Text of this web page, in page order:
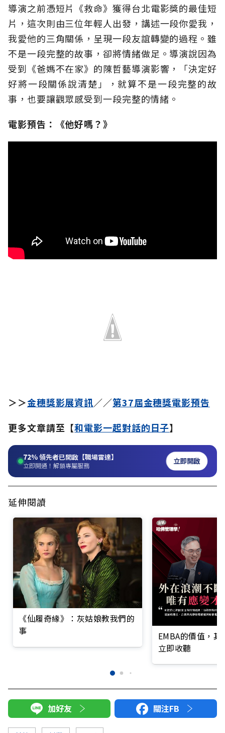
導演之前憑短片《救命》獲得台北電影獎的最佳短
片，這次則由三位年輕人出發，講述一段你愛我，
我愛他的三角關係，呈現一段友誼轉變的過程。雖
不是一段完整的故事，卻將情緒做足。導演說因為
受到《爸媽不在家》的陳哲藝導演影響，「決定好
好將一段關係說清楚」，就算不是一段完整的故
事，也要讓觀眾感受到一段完整的情緒。
電影預告：《他好嗎？》
＞＞金穗獎影展資訊／／第37屆金穗獎電影預告
更多文章請至【和電影一起對話的日子】
72%領先者已開啟【職場雷達】
立即開通！解鎖專屬服務 立即開啟
延伸閱讀
《仙履奇緣》：灰姑娘教我們的
事
EMBA的價值，
立即收聽
加好友 關注FB